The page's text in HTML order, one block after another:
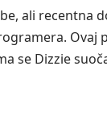
ali recentna
Ovaj
se Dizzie